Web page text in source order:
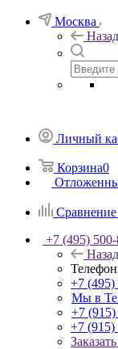
Москва
Назад
Личный
Корзина0
Сравнение
+7 (495)
Назад
+7 (495)
Мы в
+7
+7 (915)